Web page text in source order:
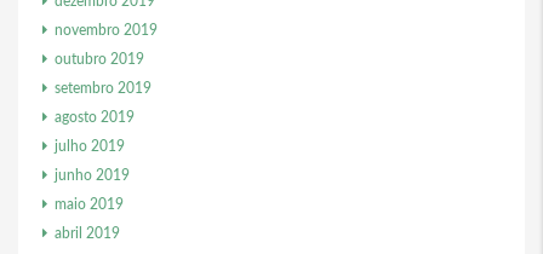
novembro 2019
outubro 2019
setembro 2019
agosto 2019
julho 2019
junho 2019
maio 2019
abril 2019